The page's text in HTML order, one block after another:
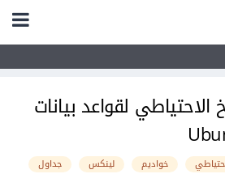
لقواعد بيانات
خواديم لينكس جداول